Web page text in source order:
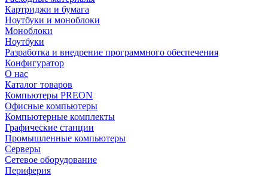
Картриджи и бумага
Ноутбуки и моноблоки
Моноблоки
Ноутбуки
Разработка и внедрение программного обеспечения
Конфигуратор
О нас
Каталог товаров
Компьютеры PREON
Офисные компьютеры
Компьютерные комплекты
Графические станции
Промышленные компьютеры
Серверы
Сетевое оборудование
Периферия